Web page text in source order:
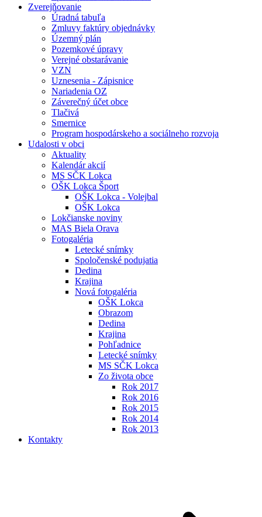
Zverejňovanie
Úradná tabuľa
Zmluvy faktúry objednávky
Územný plán
Pozemkové úpravy
Verejné obstarávanie
VZN
Uznesenia - Zápisnice
Nariadenia OZ
Záverečný účet obce
Tlačivá
Smernice
Program hospodárskeho a sociálneho rozvoja
Udalosti v obci
Aktuality
Kalendár akcií
MS SČK Lokca
OŠK Lokca Šport
OŠK Lokca - Volejbal
OŠK Lokca
Lokčianske noviny
MAS Biela Orava
Fotogaléria
Letecké snímky
Spoločenské podujatia
Dedina
Krajina
Nová fotogaléria
OŠK Lokca
Obrazom
Dedina
Krajina
Pohľadnice
Letecké snímky
MS SČK Lokca
Zo života obce
Rok 2017
Rok 2016
Rok 2015
Rok 2014
Rok 2013
Kontakty